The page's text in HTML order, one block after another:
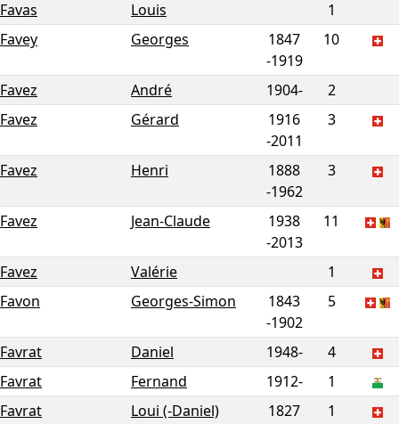
Favas Louis
1
Favey
Georges
1847
-1919
10
Favez André 1904-
2
Favez
Gérard
1916
-2011
3
Favez Henri
1888
-1962
3
Favez Jean-Claude
1938
-2013
11
Favez Valérie
1
Favon
Georges-Simon
1843
-1902
5
Favrat Daniel 1948-
4
Favrat
Fernand 1912-
1
Favrat
Loui (-Daniel)
1827
1